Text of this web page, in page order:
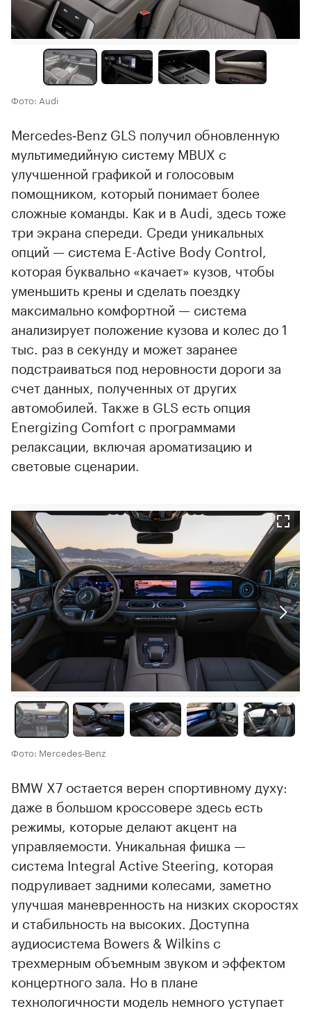
Фото: Audi
Mercedes‑Benz GLS получил обновленную
мультимедийную систему MBUX с
улучшенной графикой и голосовым
помощником, который понимает более
сложные команды. Как и в Audi, здесь тоже
три экрана спереди. Среди уникальных
опций — система E-Active Body Control,
которая буквально «качает» кузов, чтобы
уменьшить крены и сделать поездку
максимально комфортной — система
анализирует положение кузова и колес до 1
тыс. раз в секунду и может заранее
подстраиваться под неровности дороги за
счет данных, полученных от других
автомобилей. Также в GLS есть опция
Energizing Comfort с программами
релаксации, включая ароматизацию и
световые сценарии.
Фото: Mercedes‑Benz
BMW X7 остается верен спортивному духу:
даже в большом кроссовере здесь есть
режимы, которые делают акцент на
управляемости. Уникальная фишка —
система Integral Active Steering, которая
подруливает задними колесами, заметно
улучшая маневренность на низких скоростях
и стабильность на высоких. Доступна
аудиосистема Bowers & Wilkins с
трехмерным объемным звуком и эффектом
концертного зала. Но в плане
технологичности модель немного уступает